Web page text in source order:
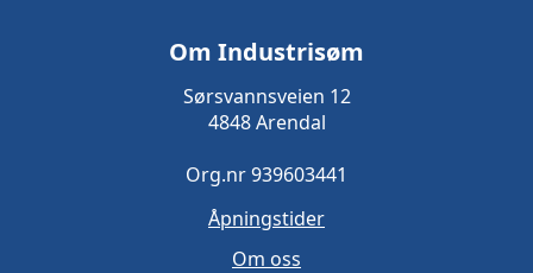
Om Industrisøm
Sørsvannsveien 12
4848 Arendal
Org.nr 939603441
Åpningstider
Om oss